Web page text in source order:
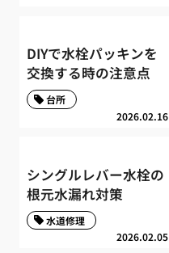
DIYで水栓パッキンを
交換する時の注意点
2026.02.16
台所
シングルレバー水栓の
根元水漏れ対策
2026.02.05
水道修理